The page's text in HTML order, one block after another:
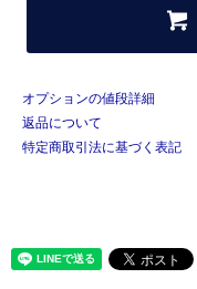
オプションの値段詳細
返品について
特定商取引法に基づく表記